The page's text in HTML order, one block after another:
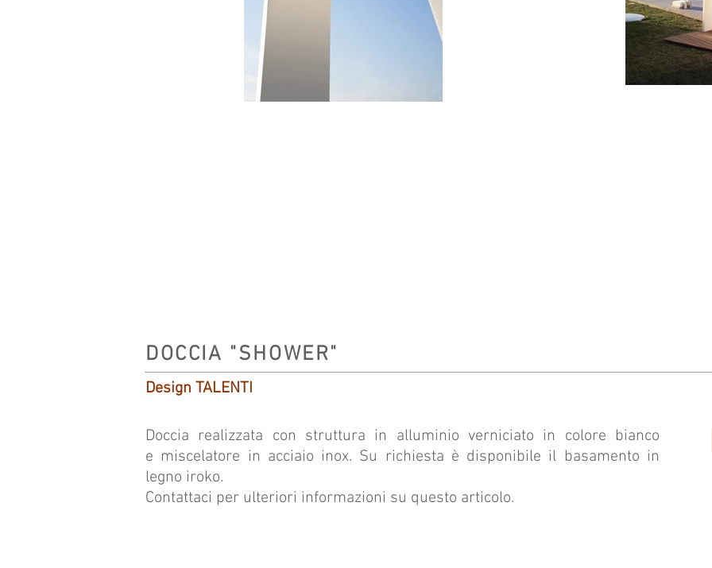
DOCCIA "SHOWER"
Design TALENTI
Doccia realizzata con struttura in alluminio verniciato in colore bianco
e miscelatore in acciaio inox. Su richiesta è disponibile il basamento in
legno iroko.
Contattaci per ulteriori informazioni su questo articolo.